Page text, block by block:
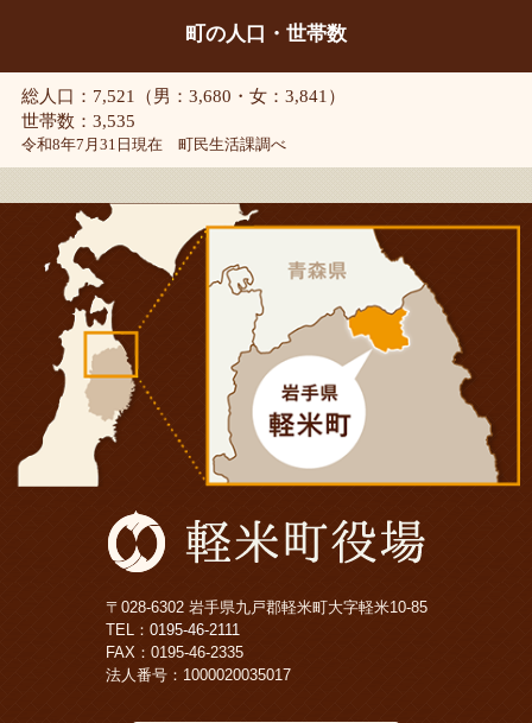
町の人口・世帯数
総人口：7,521（男：3,680・女：3,841）
世帯数：3,535
令和8年7月31日現在 町民生活課調べ
〒028-6302 岩手県九戸郡軽米町大字軽米10-85
TEL： 0195-46-2111
FAX：0195-46-2335
法人番号：1000020035017